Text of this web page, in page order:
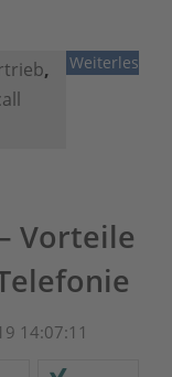
Weiterlesen
,
Vorteile
14:07:11